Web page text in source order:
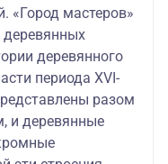
«Город мастеров»
деревянных
деревянного
периода XVI-
разом
и деревянные